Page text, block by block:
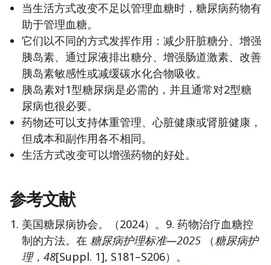
当生活方式改变不足以管理血糖时，糖尿病药物有
助于管理血糖。
它们以不同的方式发挥作用：减少肝脏糖分、增强
胰岛素、通过尿液排出糖分、增强肠道激素、改善
胰岛素敏感性或减缓碳水化合物吸收。
胰岛素对1型糖尿病是必需的，并且通常对2型糖
尿病也很必要。
药物还可以支持体重管理、心脏健康或肾脏健康，
但成本和副作用各不相同。
生活方式改变可以增强药物的好处。
参考文献
美国糖尿病协会。（2024）。9. 药物治疗血糖控
制的方法。在 糖尿病护理标准—2025 （糖尿病护
理，48[Suppl. 1], S181–S206）。